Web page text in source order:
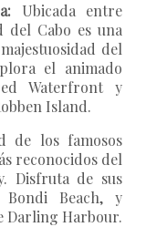
Ubicada entre
del Cabo es una
del
el animado
Waterfront y
Island.
de los famosos
reconocidos del
Disfruta de sus
Bondi Beach, y
Darling Harbour.